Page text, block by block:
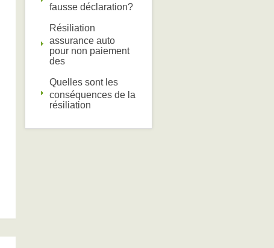
fausse déclaration?
Résiliation
assurance auto
pour non paiement
des
Quelles sont les
conséquences de la
résiliation